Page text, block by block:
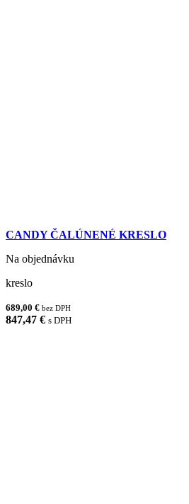
CANDY ČALÚNENÉ KRESLO
Na objednávku
kreslo
689,00 € bez DPH
847,47 € s DPH